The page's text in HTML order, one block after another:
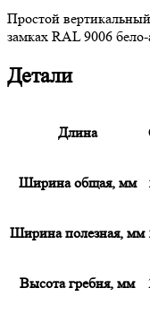
Простой
замках RAL 9006
Детали
Длина
Ширина общая, мм
Ширина полезная, мм
Высота гребня, мм